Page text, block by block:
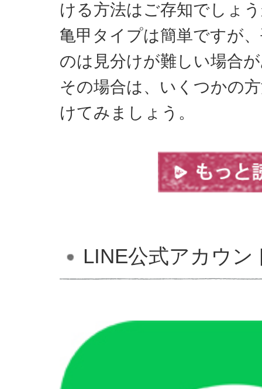
ける方法はご存知でしょ
亀甲タイプは簡単ですが
のは見分けが難しい場合
その場合は、いくつかの
けてみましょう。
LINE公式アカウン